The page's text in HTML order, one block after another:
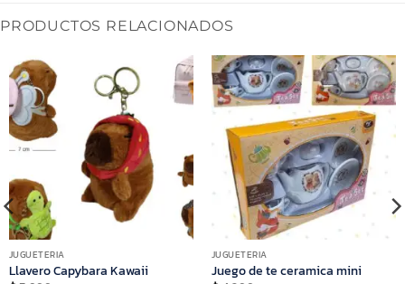
PRODUCTOS RELACIONADOS
JUGUETERIA
Llavero Capybara Kawaii
JUGUETERIA
Juego de te ceramica mini